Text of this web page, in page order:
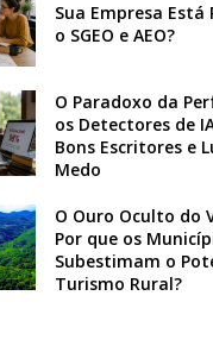
Sua Empresa
o SGEO e AEO?
O Paradoxo da
os Detectores de
Bons Escritores e
Medo
O Ouro Oculto do
Por que os
Subestimam o
Turismo Rural?